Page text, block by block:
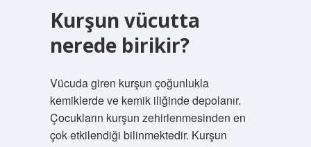
Kurşun vücutta
nerede birikir?
Vücuda giren kurşun çoğunlukla
kemiklerde ve kemik iliğinde depolanır.
Çocukların kurşun zehirlenmesinden en
çok etkilendiği bilinmektedir. Kurşun